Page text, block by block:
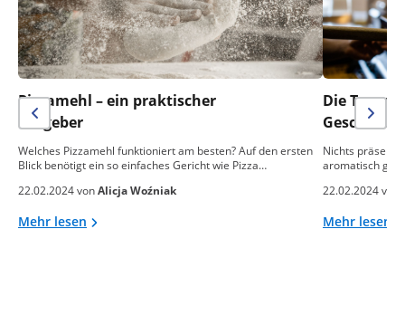
Pizzamehl – ein praktischer
Ratgeber
Welches Pizzamehl funktioniert am besten? Auf den ersten
Blick benötigt ein so einfaches Gericht wie Pizza…
22.02.2024 vonAlicja Woźniak
Mehr lesen
Die
Nichts
aromatisch
22.02.2024 von
Mehr lesen